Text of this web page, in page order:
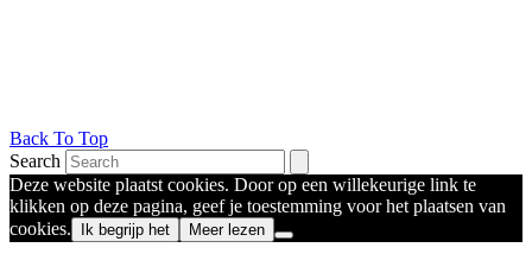
Back To Top
Search
Deze website plaatst cookies. Door op een willekeurige link te
klikken op deze pagina, geef je toestemming voor het plaatsen van
cookies.
Ik begrijp het Meer lezen